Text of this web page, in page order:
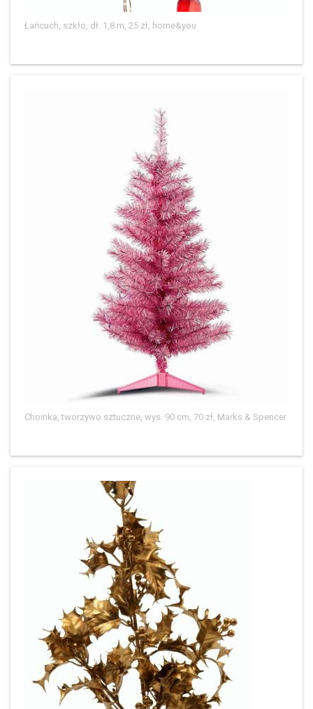
Łańcuch, szkło, dł. 1,8 m, 25 zł, home&you
Choinka, tworzywo sztuczne, wys. 90 cm, 70 zł, Marks & Spencer